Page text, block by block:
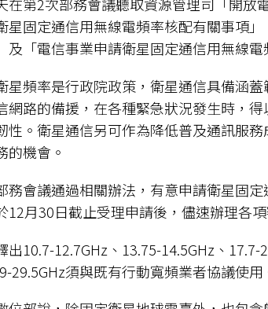
在第2次部務會議聽取資源管理司「開
星固定通信用無線電頻率核配有關事項
及「電信事業申請衛星固定通信用無線電
星頻率是行政院政策，衛星通信具備涵
網路的備援，在各種緊急狀況發生時，
性。衛星通信另可作為降低普及通訊服
的機會。
務會議通過相關辦法，有意申請衛星固
12月30日截止受理申請後，儘速辦理各項
出10.7-12.7GHz、13.75-14.5GHz、
29.5GHz須與既有行動寬頻業者協議使